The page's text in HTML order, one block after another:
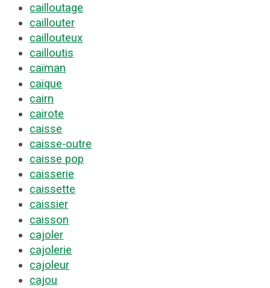
cailloutage
caillouter
caillouteux
cailloutis
caïman
caïque
cairn
cairote
caisse
caisse-outre
caisse pop
caisserie
caissette
caissier
caisson
cajoler
cajolerie
cajoleur
cajou